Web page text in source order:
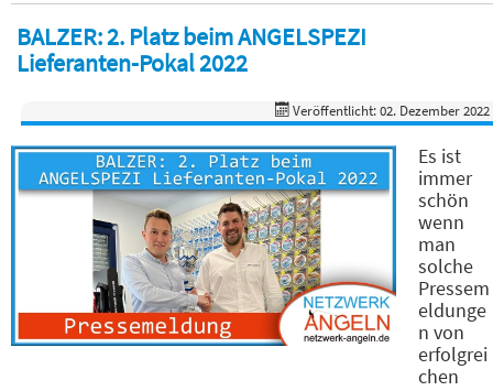
BALZER: 2. Platz beim ANGELSPEZI
Lieferanten-Pokal 2022
Veröffentlicht: 02. Dezember 2022
Es ist
immer
schön
wenn
man
solche
Pressem
eldunge
n von
erfolgrei
chen